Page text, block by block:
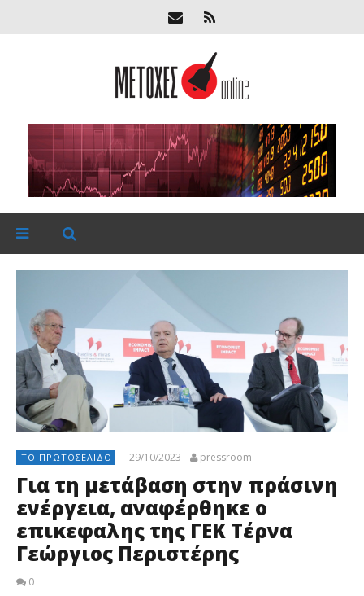
ΤΟ ΠΡΩΤΟΣΈΛΙΔΟ 29/10/2023 pressroom
Για τη μετάβαση στην πράσινη
ενέργεια, αναφέρθηκε ο
επικεφαλης της ΓΕΚ Τέρνα
Γεώργιος Περιστέρης
0